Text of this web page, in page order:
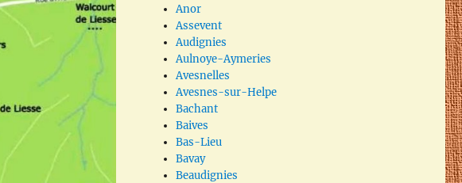
Anor
Assevent
Audignies
Aulnoye-Aymeries
Avesnelles
Avesnes-sur-Helpe
Bachant
Baives
Bas-Lieu
Bavay
Beaudignies